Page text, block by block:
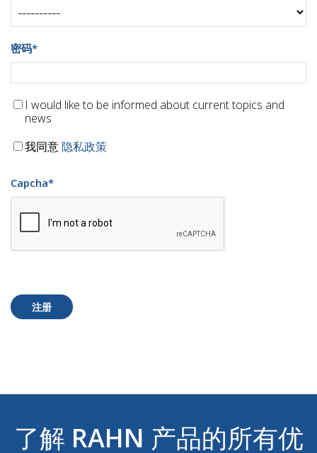
密码*
I would like to be informed about current topics and
news
我同意隐私政策
Capcha*
注册
了解 RAHN 产品的所有优